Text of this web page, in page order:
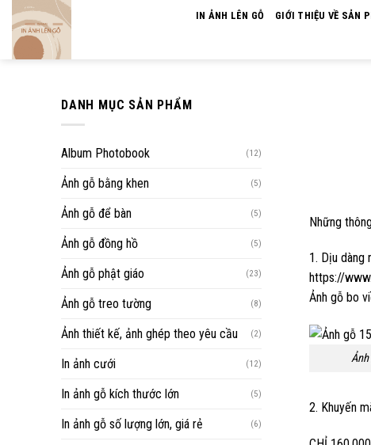
Skip
content
IN ẢNH LÊN GỖ GIỚI THIỆU VỀ SẢN
DANH MỤC SẢN PHẨM
Album Photobook (12)
Ảnh gỗ bằng khen (5)
Ảnh gỗ để bàn (5)
Ảnh gỗ đồng hồ (5)
Ảnh gỗ phật giáo (23)
Ảnh gỗ treo tường (8)
Ảnh thiết kế, ảnh ghép theo yêu cầu (2)
In ảnh cưới (12)
In ảnh gỗ kích thước lớn (5)
In ảnh gỗ số lượng lớn, giá rẻ (6)
Những
1. Dịu dàng
https://
Ảnh gỗ bo
2. Khuyến